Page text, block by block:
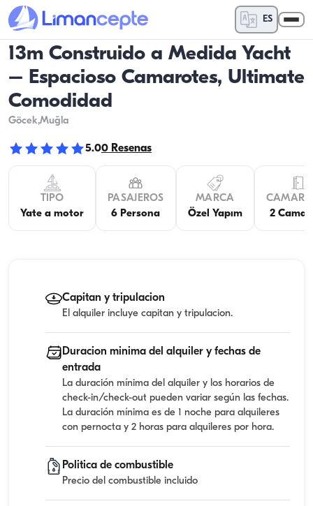
ES
13m Construido a Medida Yacht
– Espacioso Camarotes, Ultimate
Comodidad
Göcek,Muğla
5.00 Resenas
TIPO
Yate a motor
PASAJEROS
6 Persona
MARCA
Özel Yapım
2
Capitan y tripulacion
El alquiler incluye capitan y tripulacion.
Duracion minima del alquiler y fechas de
entrada
La duración mínima del alquiler y los horarios de
check-in/check-out pueden variar según las fechas.
La duración mínima es de 1 noche para alquileres
con pernocta y 2 horas para alquileres por hora.
Politica de combustible
Precio del combustible incluido